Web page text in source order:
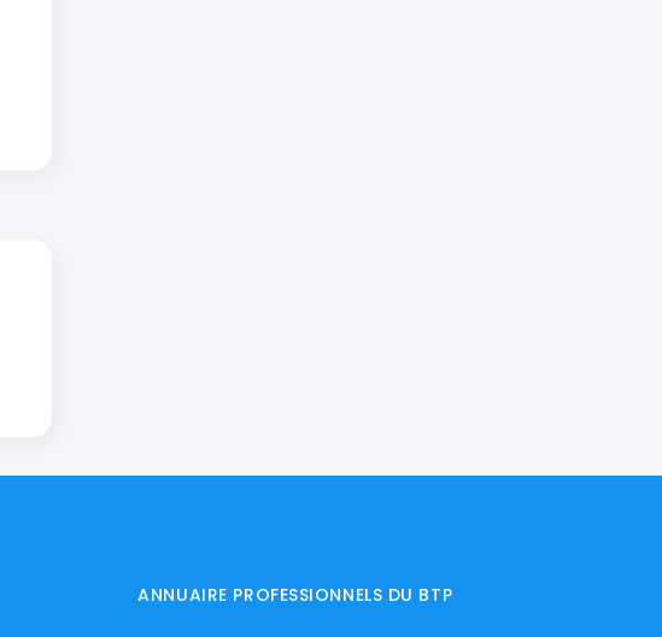
ANNUAIRE PROFESSIONNELS DU BTP